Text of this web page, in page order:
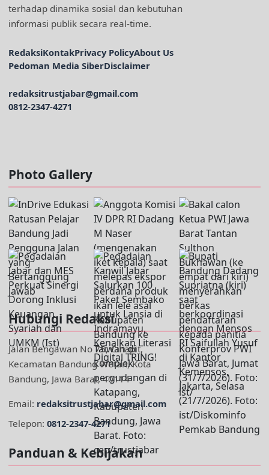
terhadap dinamika sosial dan kebutuhan
informasi publik secara real-time.
RedaksiKontakPrivacy PolicyAbout Us
Pedoman Media SiberDisclaimer
redaksitrustjabar@gmail.com
0812-2347-4271
Photo Gallery
Hubungi Redaksi
Jalan Bengawan No 75, Cihapit,
Kecamatan Bandung Wetan, Kota
Bandung, Jawa Barat, 40114
Email: redaksitrustjabar@gmail.com
Telepon: 0812-2347-4271
Panduan & Kebijakan